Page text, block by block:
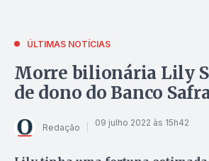
ÚLTIMAS NOTÍCIAS
Morre bilionária Lily
de dono do Banco
Redação 09 julho 2022 às 15h42